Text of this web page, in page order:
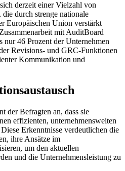
derzeit einer Vielzahl von
durch strenge nationale
Europäischen Union verstärkt
mit AuditBoard
nur 46 Prozent der Unternehmen
Revisions- und GRC-Funktionen
Kommunikation und
der Befragten an, dass sie
effizienten, unternehmensweiten
Erkenntnisse verdeutlichen die
ihre Ansätze im
um den aktuellen
und die Unternehmensleistung zu